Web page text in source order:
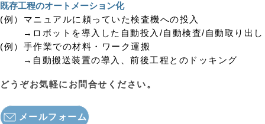
既存工程のオートメーション化
(例）マニュアルに頼っていた検査機への投入
→ロボットを導入した自動投入/自動検査/自動取り出し
(例）手作業での材料・ワーク運搬
​ →自動搬送装置の導入、前後工程とのドッキング
​どうぞお気軽にお問合せください。
メールフォーム